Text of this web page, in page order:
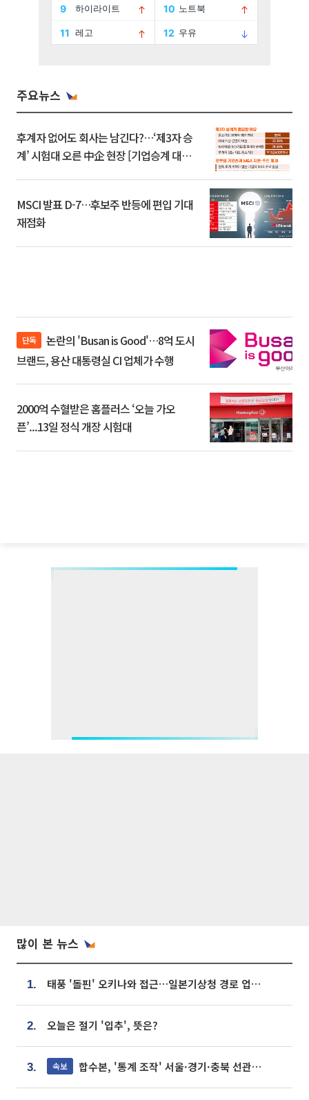
주요뉴스
후계자 없어도 회사는 남긴다?…‘제3자 승
계’ 시험대 오른 中企 현장 [기업승계 대전
MSCI 발표 D-7…후보주 반등에 편입 기대
재점화
단독
브랜드, 용산 대통령실 CI 업체가 수행
2000억 수혈받은 홈플러스 ‘오늘 가오
픈’...13일 정식 개장 시험대
많이 본 뉴스
1. 태풍 '돌핀' 오키나와 접근…일본기상청 경로 업데이트
2. 오늘은 절기 '입추', 뜻은?
3. 속보 합수본, '통계 조작' 서울·경기·충북 선관위 등 추가 압수수색